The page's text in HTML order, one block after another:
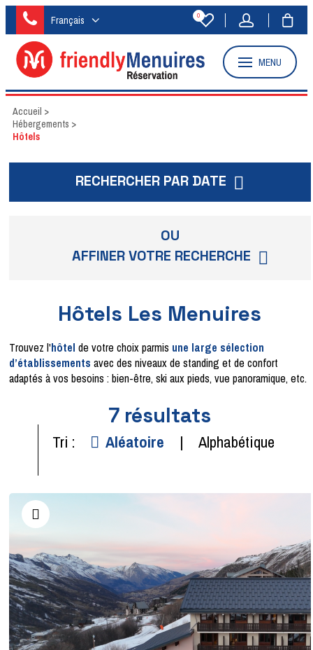
Français 0
MENU
Accueil >
Hébergements >
Hôtels
RECHERCHER PAR DATE
OU
AFFINER VOTRE RECHERCHE
Hôtels Les Menuires
Trouvez l'hôtel de votre choix parmis une large sélection
d’établissements avec des niveaux de standing et de confort
adaptés à vos besoins : bien-être, ski aux pieds, vue panoramique, etc.
7 résultats
Tri : Aléatoire Alphabétique